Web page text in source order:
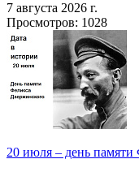
7 августа 2026 г.
Просмотров: 1028
20 июля – день